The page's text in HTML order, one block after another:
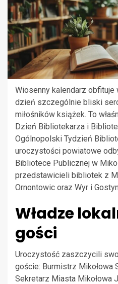
Wiosenny kalendarz obfituje
dzień szczególnie bliski
miłośników książek. To
Dzień Bibliotekarza i
Ogólnopolski Tydzień
uroczystości powiatowe
Bibliotece Publicznej w
przedstawicieli bibliotek z
Ornontowic oraz Wyr i
Władze
gości
Uroczystość zaszczycili
goście: Burmistrz Mikołowa
Sekretarz Miasta Mikołowa